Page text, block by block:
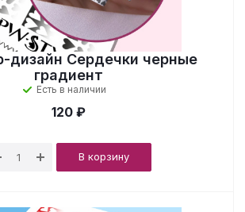
дизайн Сердечки черные
градиент
Есть в наличии
120 ₽
В корзину